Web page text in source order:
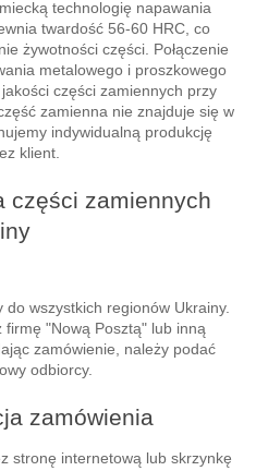
technologię napawania
twardość 56-60 HRC, co
żywotności części. Połączenie
metalowego i proszkowego
części zamiennych przy
zamienna nie znajduje się w
indywidualną produkcję
klient.
części zamiennych
wszystkich regionów Ukrainy.
firmę "Nową Posztą" lub inną
zamówienie, należy podać
odbiorcy.
zamówienia
stronę internetową lub skrzynkę